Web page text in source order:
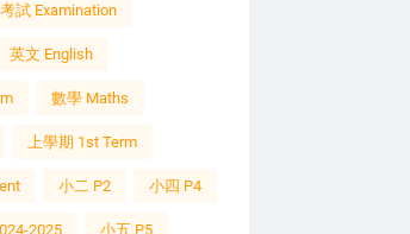
考試 Examination
英文 English
數學 Maths
上學期 1st Term
小二 P2 小四 P4
2025 小五 P5